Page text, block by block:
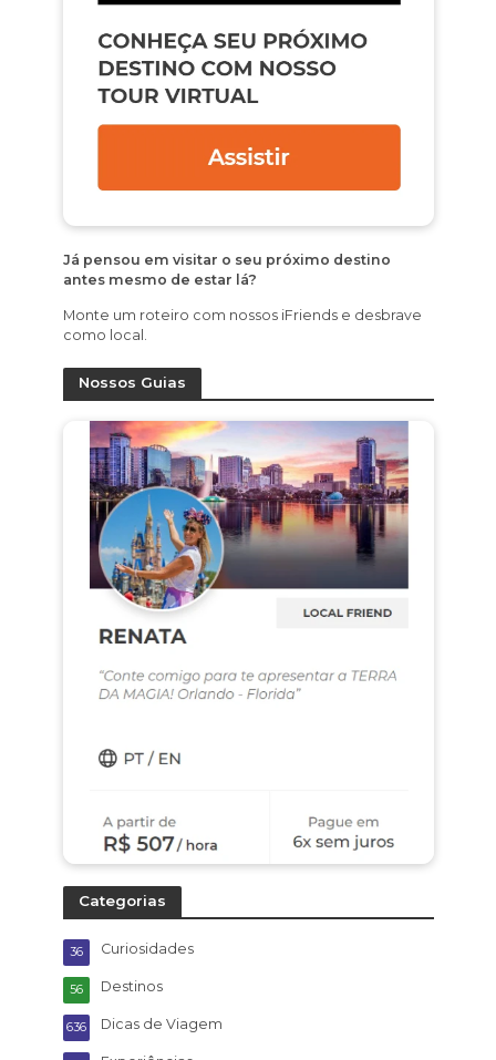
Já pensou em visitar o seu próximo destino
antes mesmo de estar lá?
Monte um roteiro com nossos iFriends e desbrave
como local.
Nossos Guias
Categorias
Curiosidades
36
Destinos
56
Dicas de Viagem
636